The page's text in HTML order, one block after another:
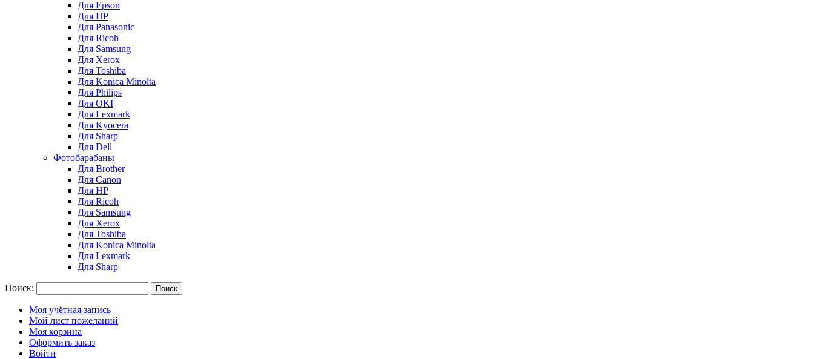
Для Epson
Для HP
Для Panasonic
Для Ricoh
Для Samsung
Для Xerox
Для Toshiba
Для Konica Minolta
Для Philips
Для OKI
Для Lexmark
Для Kyocera
Для Sharp
Для Dell
Фотобарабаны
Для Brother
Для Canon
Для HP
Для Ricoh
Для Samsung
Для Xerox
Для Toshiba
Для Konica Minolta
Для Lexmark
Для Sharp
Поиск: Поиск
Моя учётная запись
Мой лист пожеланий
Моя корзина
Оформить заказ
Войти